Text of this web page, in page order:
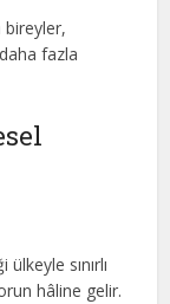
bireyler,
fazla
sınırlı
hâline gelir.